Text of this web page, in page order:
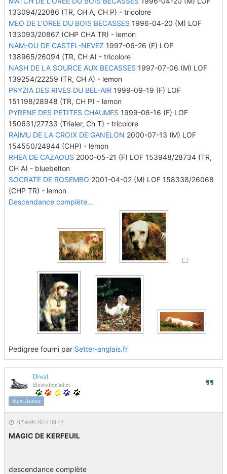
133094/22086 (TR, CH A, CH P) - tricolore
MEO DE L'OREE DU BOIS BECASSES 1996-04-20 (M) LOF
133093/20867 (CHP CHA TR) - lemon
NAM-OU DE CASTEL-NEVEZ 1997-06-26 (F) LOF
138965/26094 (TR, CH A) - tricolore
NASH DE LA SOURCE AUX BECASSES 1997-07-06 (M) LOF
139254/22259 (TR, CH A) - lemon
PRYZIA DES RIVES DU BEL-AIR 1999-09-19 (F) LOF
151198/28948 (TR, CH P) - lemon
PYRENE DES PETITES CHAUMES 1999-06-16 (F) LOF
150631/27733 (Trialer, Ch T) - tricolore
RAIMU DE LA CROIX DE GANELON 2000-07-13 (M) LOF
154550/24944 (CHP) - lemon
RHEA DE CAZAOUS 2000-05-21 (F) LOF 153948/28734 (TR,
CH A) - bluebelton
SOCRATE DE ROSEMBO 2001-04-02 (M) LOF 158338/26068
(CHP TR) - lemon
Descendance complète...
Pedigree fourni par Setter-anglais.fr
Diwal
Bluebelton'adict
Sujet Auteur
02 août 2022 09:44
MAGIC DE KERFEUIL
descendance complète